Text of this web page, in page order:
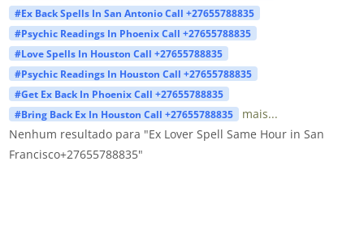
#Ex Back Spells In San Antonio Call +27655788835
#Psychic Readings In Phoenix Call +27655788835
#Love Spells In Houston Call +27655788835
#Psychic Readings In Houston Call +27655788835
#Get Ex Back In Phoenix Call +27655788835
#Bring Back Ex In Houston Call +27655788835
mais...
Nenhum resultado para "Ex Lover Spell Same Hour in San
Francisco+27655788835"